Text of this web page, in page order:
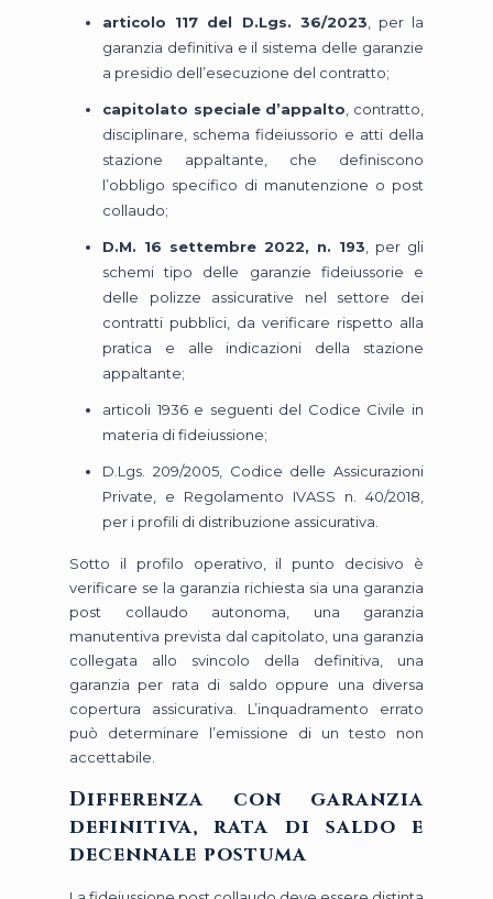
articolo 117 del D.Lgs. 36/2023 , per la
garanzia definitiva e il sistema delle garanzie
a presidio dell’esecuzione del contratto;
capitolato speciale d’appalto , contratto,
disciplinare, schema fideiussorio e atti della
stazione appaltante, che definiscono
l’obbligo specifico di manutenzione o post
collaudo;
D.M. 16 settembre 2022, n. 193 , per gli
schemi tipo delle garanzie fideiussorie e
delle polizze assicurative nel settore dei
contratti pubblici, da verificare rispetto alla
pratica e alle indicazioni della stazione
appaltante;
articoli 1936 e seguenti del Codice Civile in
materia di fideiussione;
D.Lgs. 209/2005, Codice delle Assicurazioni
Private, e Regolamento IVASS n. 40/2018,
per i profili di distribuzione assicurativa.
Sotto il profilo operativo, il punto decisivo è
verificare se la garanzia richiesta sia una garanzia
post collaudo autonoma, una garanzia
manutentiva prevista dal capitolato, una garanzia
collegata allo svincolo della definitiva, una
garanzia per rata di saldo oppure una diversa
copertura assicurativa. L’inquadramento errato
può determinare l’emissione di un testo non
accettabile.
Differenza con garanzia
definitiva, rata di saldo e
decennale postuma